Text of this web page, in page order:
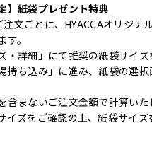
】紙袋プレゼント特典
文ごとに、HYACCAオリジナ
。
・詳細」にて推奨の紙袋サイズ
持ち込み」に進み、紙袋の選
まないご注文金額で計算いた
ズをご確認の上、紙袋サイズ